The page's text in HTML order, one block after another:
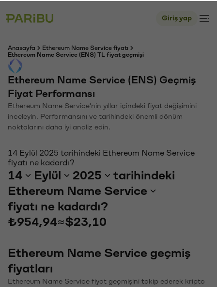
Giriş yap
Anasayfa
Ethereum Name Service fiyatı
Ethereum Name Service (ENS) TL fiyat geçmişi
Ethereum Name Service (ENS) Geçmiş
Fiyat Performansı
Ethereum Name Service'nin yıllar içindeki fiyat değişimini
inceleyin. Performansını ve tarihindeki önemli dönüm
noktalarını daha iyi analiz edin.
14 Eylül 2025 tarihindeki Ethereum Name Service
fiyatı ne kadardı?
14 Eylül 2025
tarihindeki
Ethereum Name Service
fiyatı ne kadardı?
₺954,94≈$23,10
Ethereum Name Service geçmiş
fiyatları
Ethereum Name Service fiyat geçmişini takip ederek kripto